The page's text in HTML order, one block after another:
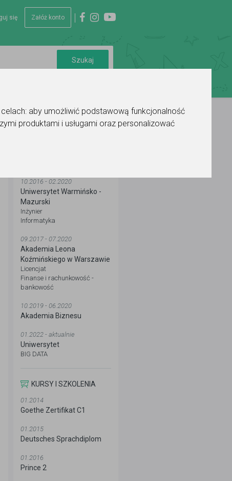
aby umożliwić podstawową funkcjonalność
produktami i usługami oraz personalizować
się Załóż konto
10.2016 - 02.2020
Uniwersytet Warmińsko -
Mazurski
Inżynier
Informatyka
09.2017 - 07.2020
Akademia Leona
Koźmińskiego w Warszawie
Licencjat
Finanse i rachunkowość -
bankowość
10.2019 - 06.2020
Akademia Biznesu
01.2022 - aktualnie
Uniwersytet
BIG DATA
KURSY I SZKOLENIA
01.2014
Goethe Zertifikat C1
01.2015
Deutsches Sprachdiplom
01.2016
Prince 2